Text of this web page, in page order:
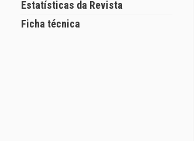
Estatísticas da Revista
Ficha técnica